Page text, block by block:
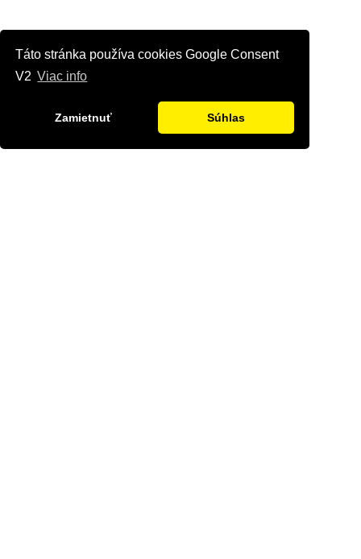
Táto stránka používa cookies Google Consent
V2 Viac info
Zamietnuť Súhlas